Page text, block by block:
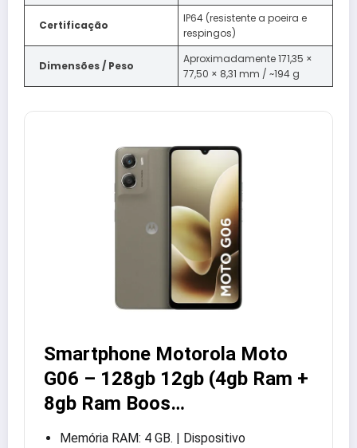
Certificação
IP64 (resistente a poeira e
respingos)
Dimensões / Peso
Aproximadamente 171,35 ×
77,50 × 8,31 mm / ~194 g
Smartphone Motorola Moto
G06 – 128gb 12gb (4gb Ram +
8gb Ram Boos…
Memória RAM: 4 GB. | Dispositivo